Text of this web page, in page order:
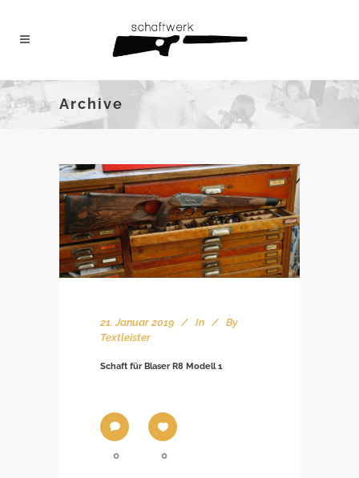
Archive
21. Januar 2019 In
By
Textleister
Schaft für Blaser R8 Modell 1
0 0